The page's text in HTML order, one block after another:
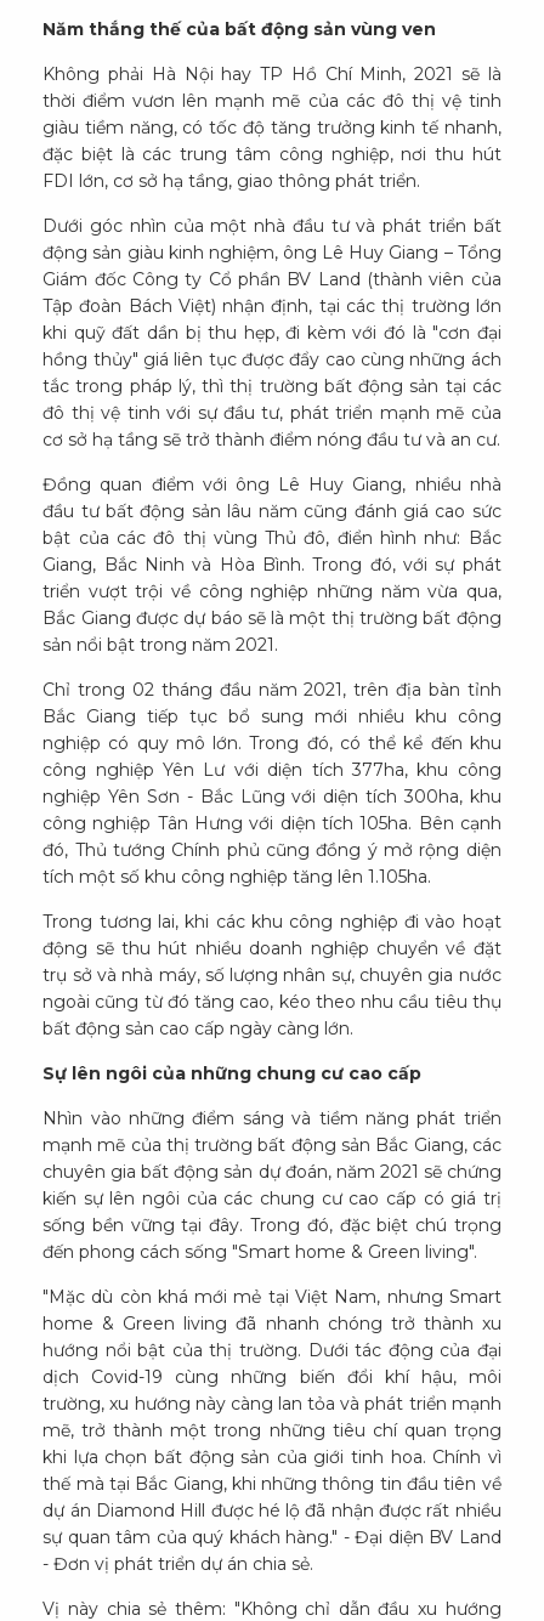
Năm thắng thế của bất động sản vùng ven
Không phải Hà Nội hay TP Hồ Chí Minh, 2021 sẽ là
thời điểm vươn lên mạnh mẽ của các đô thị vệ tinh
giàu tiềm năng, có tốc độ tăng trưởng kinh tế nhanh,
đặc biệt là các trung tâm công nghiệp, nơi thu hút
FDI lớn, cơ sở hạ tầng, giao thông phát triển.
Dưới góc nhìn của một nhà đầu tư và phát triển bất
động sản giàu kinh nghiệm, ông Lê Huy Giang – Tổng
Giám đốc Công ty Cổ phần BV Land (thành viên của
Tập đoàn Bách Việt) nhận định, tại các thị trường lớn
khi quỹ đất dần bị thu hẹp, đi kèm với đó là "cơn đại
hồng thủy" giá liên tục được đẩy cao cùng những ách
tắc trong pháp lý, thì thị trường bất động sản tại các
đô thị vệ tinh với sự đầu tư, phát triển mạnh mẽ của
cơ sở hạ tầng sẽ trở thành điểm nóng đầu tư và an cư.
Đồng quan điểm với ông Lê Huy Giang, nhiều nhà
đầu tư bất động sản lâu năm cũng đánh giá cao sức
bật của các đô thị vùng Thủ đô, điển hình như: Bắc
Giang, Bắc Ninh và Hòa Bình. Trong đó, với sự phát
triển vượt trội về công nghiệp những năm vừa qua,
Bắc Giang được dự báo sẽ là một thị trường bất động
sản nổi bật trong năm 2021.
Chỉ trong 02 tháng đầu năm 2021, trên địa bàn tỉnh
Bắc Giang tiếp tục bổ sung mới nhiều khu công
nghiệp có quy mô lớn. Trong đó, có thể kể đến khu
công nghiệp Yên Lư với diện tích 377ha, khu công
nghiệp Yên Sơn - Bắc Lũng với diện tích 300ha, khu
công nghiệp Tân Hưng với diện tích 105ha. Bên cạnh
đó, Thủ tướng Chính phủ cũng đồng ý mở rộng diện
tích một số khu công nghiệp tăng lên 1.105ha.
Trong tương lai, khi các khu công nghiệp đi vào hoạt
động sẽ thu hút nhiều doanh nghiệp chuyển về đặt
trụ sở và nhà máy, số lượng nhân sự, chuyên gia nước
ngoài cũng từ đó tăng cao, kéo theo nhu cầu tiêu thụ
bất động sản cao cấp ngày càng lớn.
Sự lên ngôi của những chung cư cao cấp
Nhìn vào những điểm sáng và tiềm năng phát triển
mạnh mẽ của thị trường bất động sản Bắc Giang, các
chuyên gia bất động sản dự đoán, năm 2021 sẽ chứng
kiến sự lên ngôi của các chung cư cao cấp có giá trị
sống bền vững tại đây. Trong đó, đặc biệt chú trọng
đến phong cách sống "Smart home & Green living".
"Mặc dù còn khá mới mẻ tại Việt Nam, nhưng Smart
home & Green living đã nhanh chóng trở thành xu
hướng nổi bật của thị trường. Dưới tác động của đại
dịch Covid-19 cùng những biến đổi khí hậu, môi
trường, xu hướng này càng lan tỏa và phát triển mạnh
mẽ, trở thành một trong những tiêu chí quan trọng
khi lựa chọn bất động sản của giới tinh hoa. Chính vì
thế mà tại Bắc Giang, khi những thông tin đầu tiên về
dự án Diamond Hill được hé lộ đã nhận được rất nhiều
sự quan tâm của quý khách hàng." - Đại diện BV Land
- Đơn vị phát triển dự án chia sẻ.
Vị này chia sẻ thêm: "Không chỉ dẫn đầu xu hướng